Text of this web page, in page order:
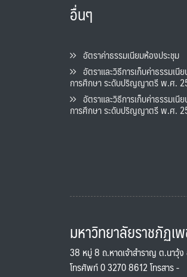
อื่นๆ
อัตราค่าธรรมเนียมห้องประชุม
อัตราและวิธีการเก็บค่าธรรมเนี
การศึกษา ระดับปริญญาตรี พ.ศ.
อัตราและวิธีการเก็บค่าธรรมเนี
การศึกษา ระดับปริญญาตรี พ.ศ.
มหาวิทยาลัยราชภัฏเ
38 หมู่ 8 ถ.หาดเจ้าสำราญ ต.นาวุ้
โทรศัพท์ 0 3270 8612 โทรสาร -